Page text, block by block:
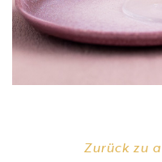
Zurück zu